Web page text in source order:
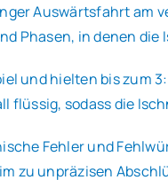
Auswärtsfahrt am
Phasen, in denen
und hielten bis zum
flüssig, sodass die
Fehler und
zu unpräzisen